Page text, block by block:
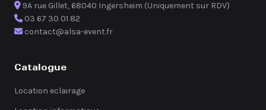
9A rue Gillet, 68040 Ingersheim (Uniquement sur RDV)
03 67 30 01 82
contact@alsa-event.fr
Catalogue
Location eclairage